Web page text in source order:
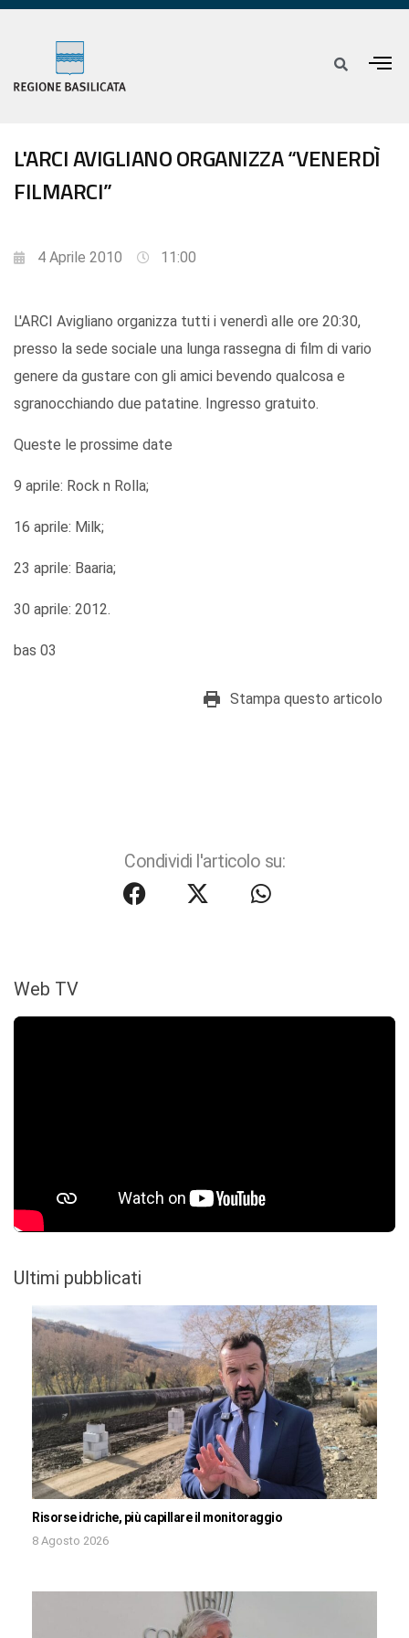
L'ARCI AVIGLIANO ORGANIZZA “VENERDÌ
FILMARCI”
4 Aprile 2010 11:00
L'ARCI Avigliano organizza tutti i venerdì alle ore 20:30,
presso la sede sociale una lunga rassegna di film di vario
genere da gustare con gli amici bevendo qualcosa e
sgranocchiando due patatine. Ingresso gratuito.
Queste le prossime date
9 aprile: Rock n Rolla;
16 aprile: Milk;
23 aprile: Baaria;
30 aprile: 2012.
bas 03
Stampa questo articolo
Condividi l'articolo su:
Web TV
Ultimi pubblicati
Risorse idriche, più capillare il monitoraggio
8 Agosto 2026